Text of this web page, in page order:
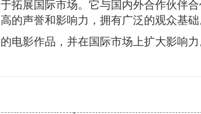
拓展国际市场。它与国内外合作伙伴
声誉和影响力，拥有广泛的观众基础
电影作品，并在国际市场上扩大影响